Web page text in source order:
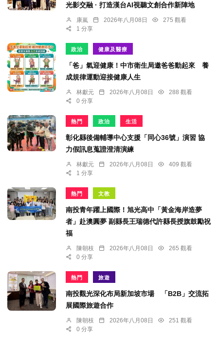
光影交融 · 打造漢台AI視聽文創合作新陣地
康嵐 2026年八月08日
275 觀看
1 分享
政治 健康及醫療
「爸」氣迎健康！中市衛生局邀爸爸動起來 養
成規律運動迎接健康人生
林獻元 2026年八月08日
288 觀看
0 分享
熱門 政治 生活
彰化縣後備輔導中心支援「同心36號」演習 協
力假訊息蒐證澄清演練
林獻元 2026年八月08日
409 觀看
1 分享
熱門 文教
南投青年躍上國際！旭光高中「黃金海岸造夢
者」赴澳圓夢 副縣長王瑞德代許縣長授旗鼓勵祝
福
陳朝枝 2026年八月08日
265 觀看
0 分享
熱門 旅遊
南投觀光深化布局新加坡市場 「B2B」交流拓
展國際旅遊合作
陳朝枝 2026年八月08日
251 觀看
0 分享